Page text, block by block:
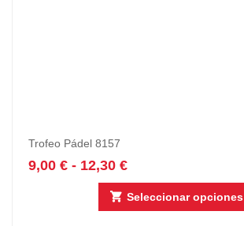
Trofeo Pádel 8157
9,00 € - 12,30 €
Seleccionar opciones